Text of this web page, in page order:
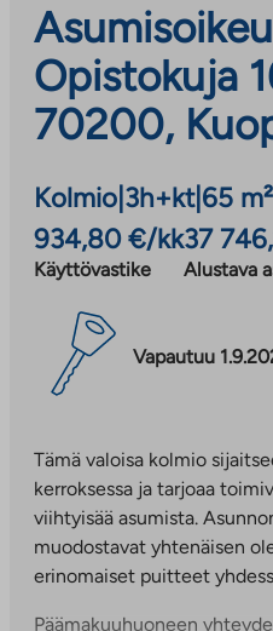
Opistokuja
70200,
Kolmio 3h+kt| 65 m²
934,80 €/kk
Käyttövastike
37
Alustava
Vapautuu
Tämä valoisa kolmio
kerroksessa ja tarjoaa
viihtyisää asumista.
muodostavat yhtenäisen
erinomaiset puitteet
Päämakuuhuoneen